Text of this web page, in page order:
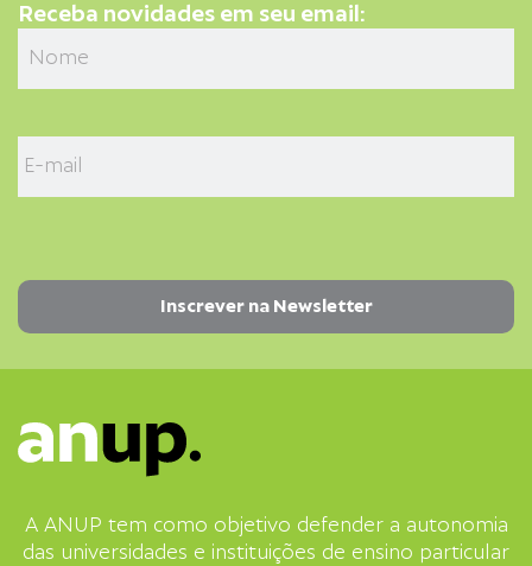
Receba novidades em seu email:
A ANUP tem como objetivo defender a autonomia
das universidades e instituições de ensino particular